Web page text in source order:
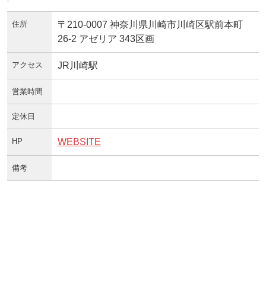
住所
〒210-0007 神奈川県川崎市川崎区駅前本町
26-2 アゼリア 343区画
アクセス JR川崎駅
営業時間
定休日
HP WEBSITE
備考